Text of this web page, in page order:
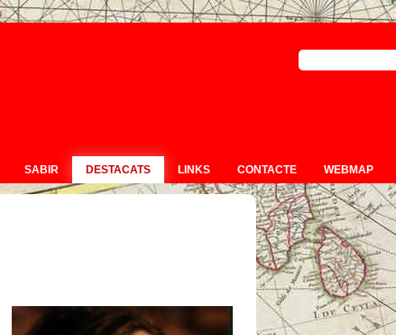
SABIR DESTACATS LINKS CONTACTE WEBMAP